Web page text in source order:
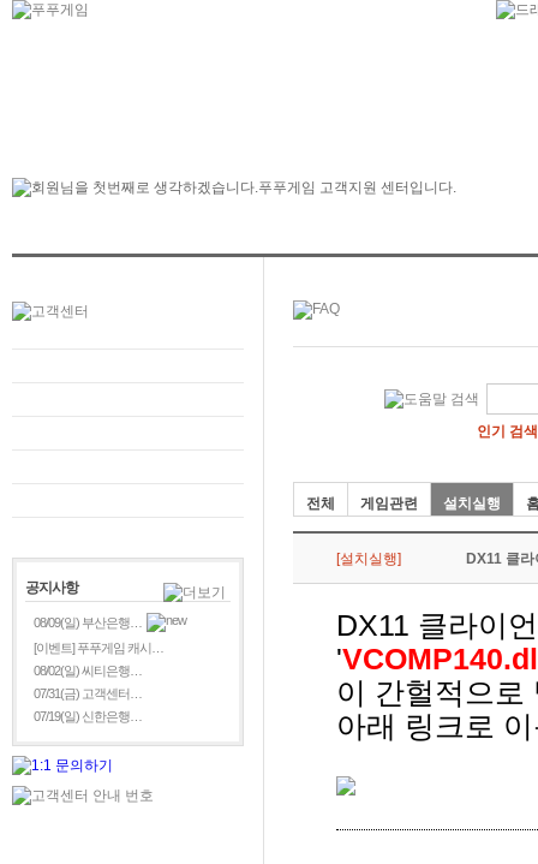
공지사항
08/09(일) 부산은행…
[이벤트] 푸푸게임 캐시…
08/02(일) 씨티은행…
07/31(금) 고객센터…
07/19(일) 신한은행…
인기 검
전체 게임관련 설치실행
[설치실행] DX11 클
DX11 클라이
'
이 간헐적으로
아래 링크로